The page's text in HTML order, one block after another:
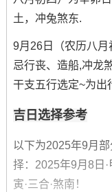
土，冲兔煞东.
9月26日（农历八月
忌行丧、造船,冲龙
干支五行选定~为出
吉日选择参考
以下为2025年9月
择：2025年9月8日·
寅·三合·煞南！